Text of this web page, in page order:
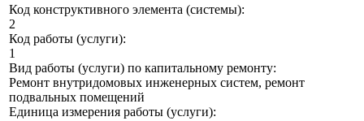
Код конструктивного элемента (системы):
2
Код работы (услуги):
1
Вид работы (услуги) по капитальному ремонту:
Ремонт внутридомовых инженерных систем, ремонт
подвальных помещений
Единица измерения работы (услуги):